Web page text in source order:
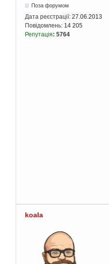
Поза форумом
Дата реєстрації: 27.06.2013
Повідомлень: 14 205
Репутація: 5764
koala